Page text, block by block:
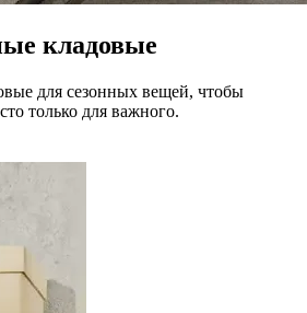
кладовые
для сезонных вещей, чтобы
только для важного.